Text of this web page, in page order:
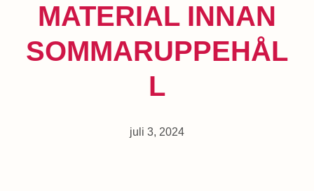
MATERIAL INNAN
SOMMARUPPEHÅL
L
juli 3, 2024